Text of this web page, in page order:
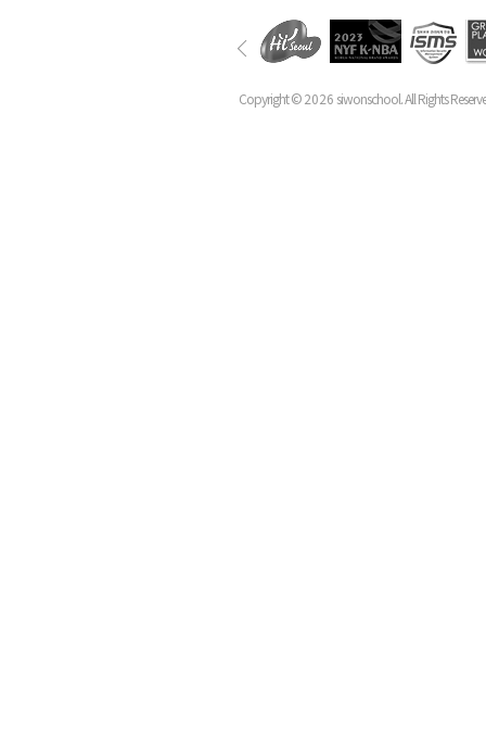
Copyright ©2026 siwonschool. All Rights